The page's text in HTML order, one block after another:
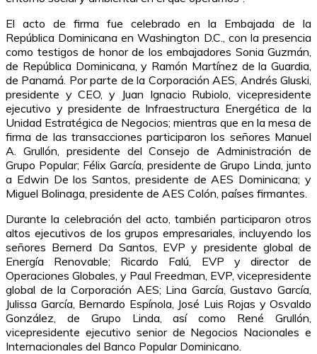
El acto de firma fue celebrado en la Embajada de la
República Dominicana en Washington D.C., con la presencia
como testigos de honor de los embajadores Sonia Guzmán,
de República Dominicana, y Ramón Martínez de la Guardia,
de Panamá. Por parte de la Corporación AES, Andrés Gluski,
presidente y CEO, y Juan Ignacio Rubiolo, vicepresidente
ejecutivo y presidente de Infraestructura Energética de la
Unidad Estratégica de Negocios; mientras que en la mesa de
firma de las transacciones participaron los señores Manuel
A. Grullón, presidente del Consejo de Administración de
Grupo Popular; Félix García, presidente de Grupo Linda, junto
a Edwin De los Santos, presidente de AES Dominicana; y
Miguel Bolinaga, presidente de AES Colón, países firmantes.
Durante la celebración del acto, también participaron otros
altos ejecutivos de los grupos empresariales, incluyendo los
señores Bernerd Da Santos, EVP y presidente global de
Energía Renovable; Ricardo Falú, EVP y director de
Operaciones Globales, y Paul Freedman, EVP, vicepresidente
global de la Corporación AES; Lina García, Gustavo García,
Julissa García, Bernardo Espínola, José Luis Rojas y Osvaldo
González, de Grupo Linda, así como René Grullón,
vicepresidente ejecutivo senior de Negocios Nacionales e
Internacionales del Banco Popular Dominicano.